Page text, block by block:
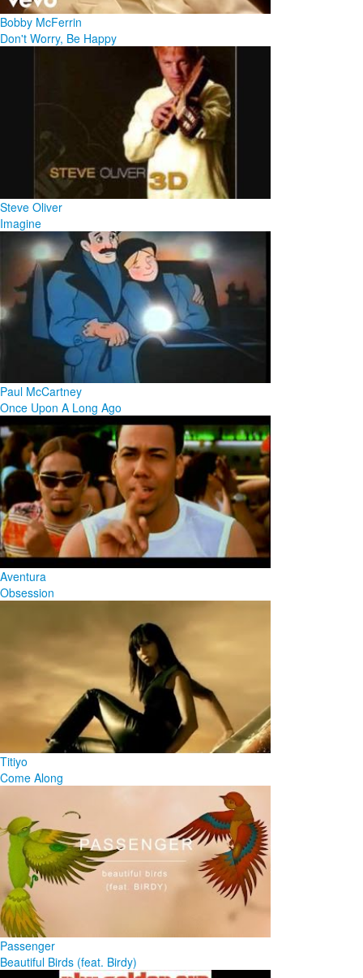
Bobby McFerrin
Don't Worry, Be Happy
Steve Oliver
Imagine
Paul McCartney
Once Upon A Long Ago
Aventura
Obsession
Titiyo
Come Along
Passenger
Beautiful Birds (feat. Birdy)